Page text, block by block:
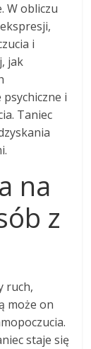
W obliczu
i
jak
i
Taniec
na
z
ruch,
może on
staje się